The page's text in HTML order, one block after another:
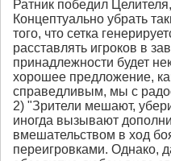
Ратник победил
Концептуально убрать
того, что сетка
расставлять игроков в
принадлежности будет
хорошее предложение,
справедливым, мы с
2) "Зрители мешают,
иногда вызывают
вмешательством в ход
переигровками. Однако,